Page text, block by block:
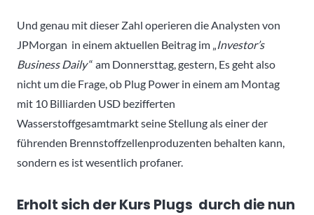
Und genau mit dieser Zahl operieren die Analysten von
JPMorgan in einem aktuellen Beitrag im „Investor’s
Business Daily“ am Donnersttag, gestern, Es geht also
nicht um die Frage, ob Plug Power in einem am Montag
mit 10 Billiarden USD bezifferten
Wasserstoffgesamtmarkt seine Stellung als einer der
führenden Brennstoffzellenproduzenten behalten kann,
sondern es ist wesentlich profaner.
Erholt sich der Kurs Plugs durch die nun